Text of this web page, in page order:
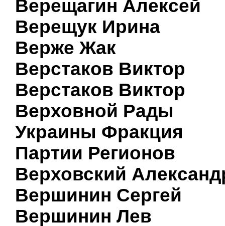
Верещагин Алексей
Верещук Ирина
Верже Жак
Верстаков Виктор
Верстаков Виктор
Верховной Рады
Украины Фракция
Партии Регионов
Верховский
Вершинин Сергей
Вершинин Лев